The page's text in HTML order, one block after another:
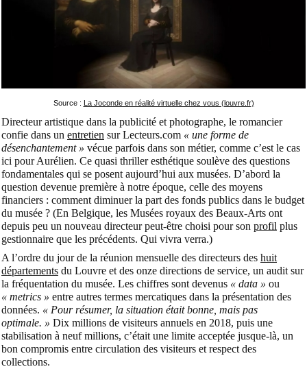
Source : La Joconde en réalité virtuelle chez vous (louvre.fr)
Directeur artistique dans la publicité et photographe, le romancier
confie dans un entretien sur Lecteurs.com « une forme de
désenchantement » vécue parfois dans son métier, comme c’est le cas
ici pour Aurélien. Ce quasi thriller esthétique soulève des questions
fondamentales qui se posent aujourd’hui aux musées. D’abord la
question devenue première à notre époque, celle des moyens
financiers : comment diminuer la part des fonds publics dans le budget
du musée ? (En Belgique, les Musées royaux des Beaux-Arts ont
depuis peu un nouveau directeur peut-être choisi pour son profil plus
gestionnaire que les précédents. Qui vivra verra.)
A l’ordre du jour de la réunion mensuelle des directeurs des huit
départements du Louvre et des onze directions de service, un audit sur
la fréquentation du musée. Les chiffres sont devenus « data » ou
« metrics » entre autres termes mercatiques dans la présentation des
données. « Pour résumer, la situation était bonne, mais pas
optimale. » Dix millions de visiteurs annuels en 2018, puis une
stabilisation à neuf millions, c’était une limite acceptée jusque-là, un
bon compromis entre circulation des visiteurs et respect des
collections.